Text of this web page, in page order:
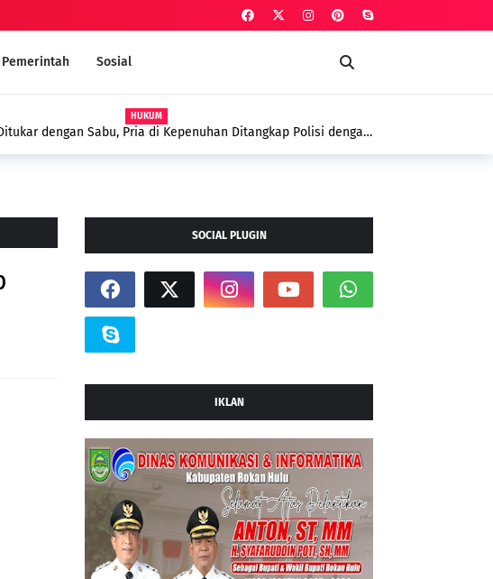
Pemerintah Sosial
HUKUM
dengan Sabu, Pria di Kepenuhan Ditangkap Polisi dengan
SOCIAL PLUGIN
IKLAN